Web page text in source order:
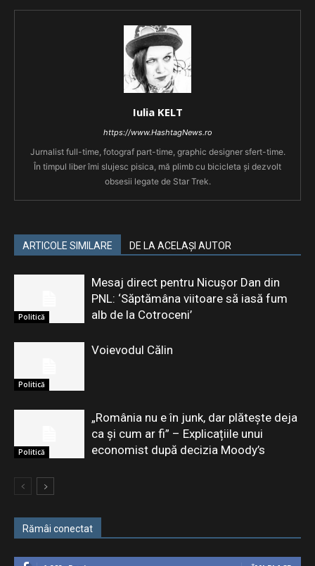
Iulia KELT
https://www.HashtagNews.ro
Jurnalist full-time, fotograf part-time, graphic designer sfert-time.
În timpul liber îmi slujesc pisica, mă plimb cu bicicleta și dezvolt
obsesii legate de Star Trek.
ARTICOLE SIMILARE DE LA ACELAȘI AUTOR
Politică
Mesaj direct pentru Nicușor Dan din
PNL: ‘Săptămâna viitoare să iasă fum
alb de la Cotroceni’
Politică
Voievodul Călin
Politică
„România nu e în junk, dar plătește deja
ca și cum ar fi” – Explicațiile unui
economist după decizia Moody’s
Rămâi conectat